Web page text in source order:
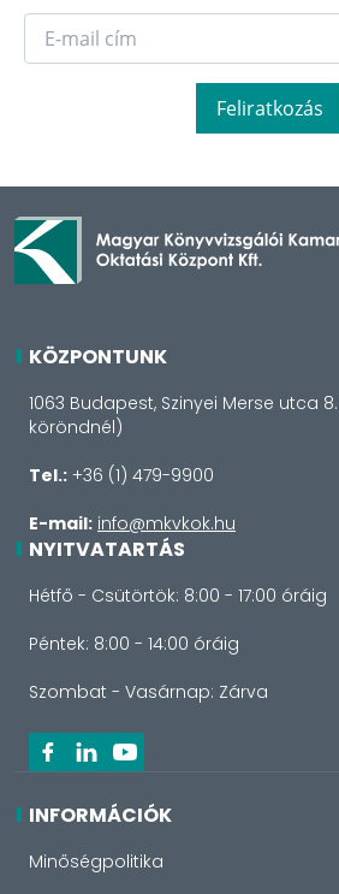
Feliratkozás
KÖZPONTUNK
1063 Budapest, Szinyei Merse utca
köröndnél)
Tel.: +36 (1) 479-9900
E-mail: info@mkvkok.hu
NYITVATARTÁS
Hétfő - Csütörtök: 8:00 - 17:00 óráig
Péntek: 8:00 - 14:00 óráig
Szombat - Vasárnap: Zárva
INFORMÁCIÓK
Minőségpolitika